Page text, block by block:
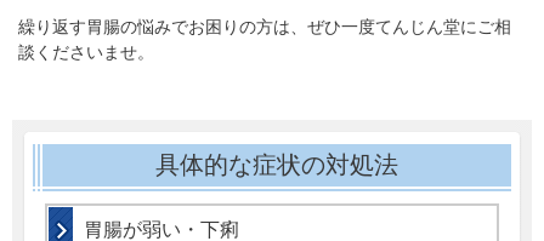
繰り返す胃腸の悩みでお困りの方は、ぜひ一度てんじん堂にご相
談くださいませ。
具体的な症状の対処法
胃腸が弱い・下痢